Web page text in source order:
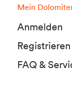
Mein
Anmelden
Registrieren
FAQ &